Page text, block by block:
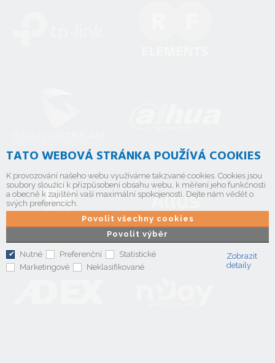
TATO WEBOVÁ STRÁNKA POUŽÍVÁ COOKIES
K provozování našeho webu využíváme takzvané cookies. Cookies jsou
soubory sloužící k přizpůsobení obsahu webu, k měření jeho funkčnosti
a obecně k zajištění vaší maximální spokojenosti. Dejte nám vědět o
svých preferencích.
Povolit výběr
Povolit všechny cookies
Nutné Preferenční
Statistické
Marketingové
Neklasifikované
Zobrazit
detaily